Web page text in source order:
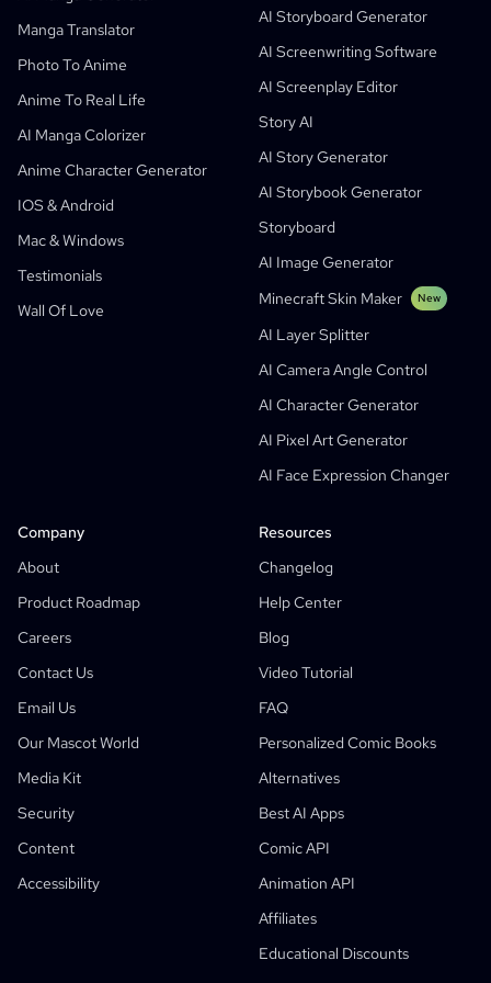
Manga Translator
Photo To Anime
Anime To Real Life
AI Manga Colorizer
Anime Character Generator
IOS & Android
Mac & Windows
Testimonials
Wall Of Love
AI Storyboard Generator
AI Screenwriting Software
AI Screenplay Editor
Story AI
AI Story Generator
AI Storybook Generator
Storyboard
AI Image Generator
Minecraft Skin Maker
New
AI Layer Splitter
AI Camera Angle Control
AI Character Generator
AI Pixel Art Generator
AI Face Expression Changer
Company
About
Product Roadmap
Careers
Contact Us
Email Us
Our Mascot World
Media Kit
Security
Content
Accessibility
Resources
Changelog
Help Center
Blog
Video Tutorial
FAQ
Personalized Comic Books
Alternatives
Best AI Apps
Comic API
Animation API
Affiliates
Educational Discounts
Voice Story Generator
AI Cartoon Generator
Turn Picture Into Comic
Turn Picture Into Cartoon
AI Webtoon Generator
AI Manhwa Generator
AI Manga Generator
Social Media Comics
Bible Comic Maker
Camera Angle Control
AI Background Generator
AI Image Style Transfer
AI Pose Generator
AI Character Generator
AI Character Design
AI Anime Generator
AI Comic Factory
Children's Storybook Maker
Generative Workflows
AI Storybook Generator
Photo To Anime
AI Manga Script Generator
Black And White Image Filter
AI Manga Colorizer
Manga Maker
Manga Translator
Anime To Real Life
Anime Character Generator
Sequential Art
PuppyAgent
AI Tools For Teachers And Students
AI Video Generator
Children's Storybook Maker
AI Storybook Generator
AI Educational Comics
Generative Workflows
Webtoons